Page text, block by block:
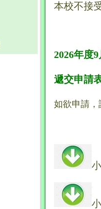
本校不接
2026年度
遞交申請
如欲申請，